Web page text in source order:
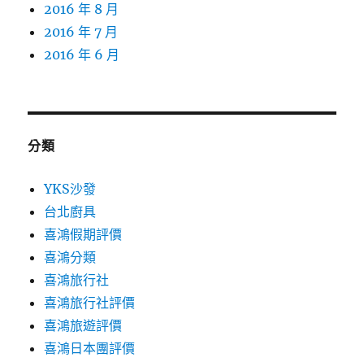
2016 年 8 月
2016 年 7 月
2016 年 6 月
分類
YKS沙發
台北廚具
喜鴻假期評價
喜鴻分類
喜鴻旅行社
喜鴻旅行社評價
喜鴻旅遊評價
喜鴻日本團評價